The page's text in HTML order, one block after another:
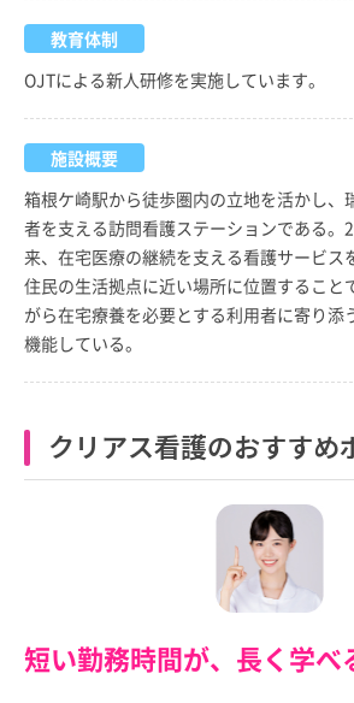
教育体制
OJTによる新人研修を実施しています。
施設概要
箱根ケ崎駅から徒歩圏内の立地を活かし、
者を支える訪問看護ステーションである。
来、在宅医療の継続を支える看護サービス
住民の生活拠点に近い場所に位置すること
がら在宅療養を必要とする利用者に寄り添
機能している。
クリアス看護のおすすめ
短い勤務時間が、長く学べ